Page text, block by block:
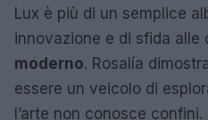
Lux è più di un semplice
innovazione e di sfida alle
moderno. Rosalía
essere un veicolo di
l’arte non conosce